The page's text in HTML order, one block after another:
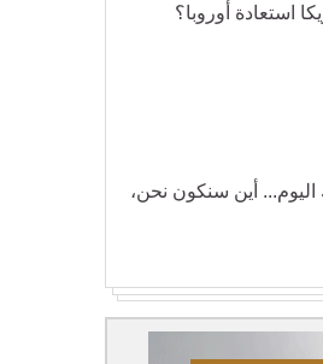
استعادة أوروبا؟
اليوم... أين سنكون نحن،